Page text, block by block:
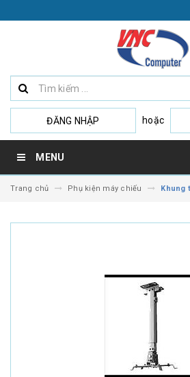
ĐĂNG NHẬP hoặc
MENU
Trang chủ Phụ kiện máy chiếu Khung